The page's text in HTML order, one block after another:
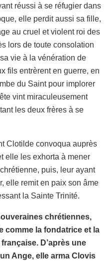
réussi à se réfugier dans
elle perdit aussi sa fille,
au cruel et violent roi des
lors de toute consolation
vie à la vénération de
fils entrèrent en guerre, en
du Saint pour implorer
vint miraculeusement
les deux frères à se
Clotilde convoqua auprès
elle les exhorta à mener
puis, leur ayant
elle remit en paix son âme
la Sainte Trinité.
chrétiennes,
comme la fondatrice et la
D’après une
Ange, elle arma Clovis